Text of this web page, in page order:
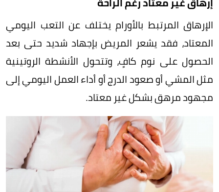
الإرهاق المرتبط بالأورام يختلف عن التعب اليومي
المعتاد، فقد يشعر المريض بإجهاد شديد حتى بعد
الحصول على نوم كافٍ، وتتحول الأنشطة الروتينية
مثل المشي أو صعود الدرج أو أداء العمل اليومي إلى
مجهود مرهق بشكل غير معتاد.